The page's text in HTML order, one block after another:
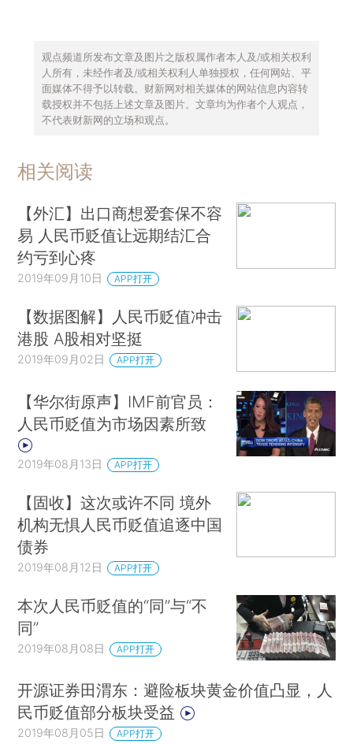
观点频道所发布文章及图片之版权属作者本人及/或相关权利
人所有，未经作者及/或相关权利人单独授权，任何网站、平
面媒体不得予以转载。财新网对相关媒体的网站信息内容转
载授权并不包括上述文章及图片。文章均为作者个人观点，
不代表财新网的立场和观点。
相关阅读
【外汇】出口商想爱套保不容
易 人民币贬值让远期结汇合
约亏到心疼
2019年09月10日 APP打开
【数据图解】人民币贬值冲击
港股 A股相对坚挺
2019年09月02日 APP打开
【华尔街原声】IMF前官员：
人民币贬值为市场因素所致
2019年08月13日 APP打开
【固收】这次或许不同 境外
机构无惧人民币贬值追逐中国
债券
2019年08月12日 APP打开
本次人民币贬值的“同”与“不
同”
2019年08月08日 APP打开
开源证券田渭东：避险板块黄金价值凸显，人
民币贬值部分板块受益
2019年08月05日 APP打开